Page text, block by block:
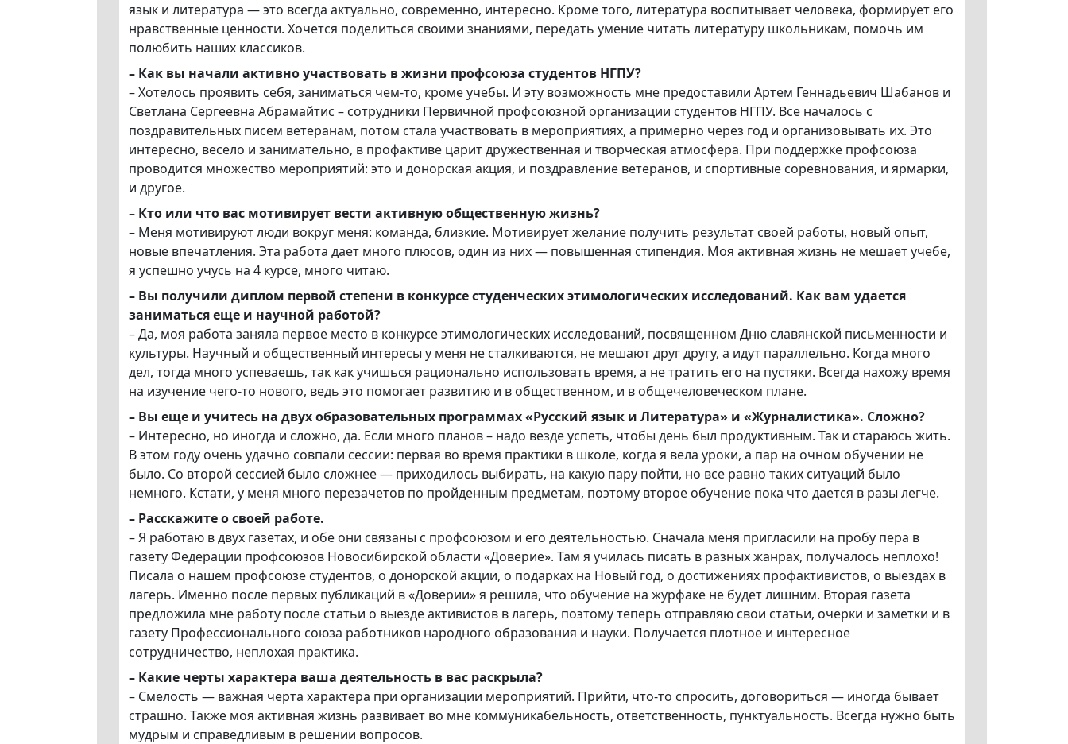
язык и литература — это всегда актуально, современно, интересно. Кроме того, литература воспитывает человека, формирует его
нравственные ценности. Хочется поделиться своими знаниями, передать умение читать литературу школьникам, помочь им
полюбить наших классиков.
– Как вы начали активно участвовать в жизни профсоюза студентов НГПУ?
– Хотелось проявить себя, заниматься чем-то, кроме учебы. И эту возможность мне предоставили Артем Геннадьевич Шабанов и
Светлана Сергеевна Абрамайтис – сотрудники Первичной профсоюзной организации студентов НГПУ. Все началось с
поздравительных писем ветеранам, потом стала участвовать в мероприятиях, а примерно через год и организовывать их. Это
интересно, весело и занимательно, в профактиве царит дружественная и творческая атмосфера. При поддержке профсоюза
проводится множество мероприятий: это и донорская акция, и поздравление ветеранов, и спортивные соревнования, и ярмарки,
и другое.
– Кто или что вас мотивирует вести активную общественную жизнь?
– Меня мотивируют люди вокруг меня: команда, близкие. Мотивирует желание получить результат своей работы, новый опыт,
новые впечатления. Эта работа дает много плюсов, один из них — повышенная стипендия. Моя активная жизнь не мешает учебе,
я успешно учусь на 4 курсе, много читаю.
– Вы получили диплом первой степени в конкурсе студенческих этимологических исследований. Как вам удается
заниматься еще и научной работой?
– Да, моя работа заняла первое место в конкурсе этимологических исследований, посвященном Дню славянской письменности и
культуры. Научный и общественный интересы у меня не сталкиваются, не мешают друг другу, а идут параллельно. Когда много
дел, тогда много успеваешь, так как учишься рационально использовать время, а не тратить его на пустяки. Всегда нахожу время
на изучение чего-то нового, ведь это помогает развитию и в общественном, и в общечеловеческом плане.
– Вы еще и учитесь на двух образовательных программах «Русский язык и Литература» и «Журналистика». Сложно?
– Интересно, но иногда и сложно, да. Если много планов – надо везде успеть, чтобы день был продуктивным. Так и стараюсь жить.
В этом году очень удачно совпали сессии: первая во время практики в школе, когда я вела уроки, а пар на очном обучении не
было. Со второй сессией было сложнее — приходилось выбирать, на какую пару пойти, но все равно таких ситуаций было
немного. Кстати, у меня много перезачетов по пройденным предметам, поэтому второе обучение пока что дается в разы легче.
– Расскажите о своей работе.
– Я работаю в двух газетах, и обе они связаны с профсоюзом и его деятельностью. Сначала меня пригласили на пробу пера в
газету Федерации профсоюзов Новосибирской области «Доверие». Там я училась писать в разных жанрах, получалось неплохо!
Писала о нашем профсоюзе студентов, о донорской акции, о подарках на Новый год, о достижениях профактивистов, о выездах в
лагерь. Именно после первых публикаций в «Доверии» я решила, что обучение на журфаке не будет лишним. Вторая газета
предложила мне работу после статьи о выезде активистов в лагерь, поэтому теперь отправляю свои статьи, очерки и заметки и в
газету Профессионального союза работников народного образования и науки. Получается плотное и интересное
сотрудничество, неплохая практика.
– Какие черты характера ваша деятельность в вас раскрыла?
– Смелость — важная черта характера при организации мероприятий. Прийти, что-то спросить, договориться — иногда бывает
страшно. Также моя активная жизнь развивает во мне коммуникабельность, ответственность, пунктуальность. Всегда нужно быть
мудрым и справедливым в решении вопросов.